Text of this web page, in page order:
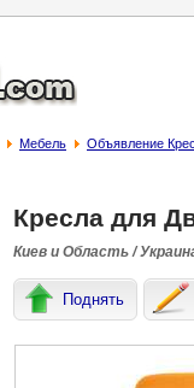
Мебель Объявление
Кресла для
Киев и Область /
Поднять